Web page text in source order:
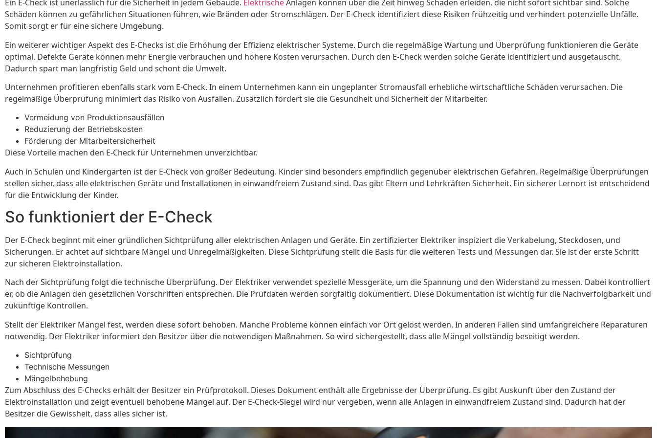
Ein E-Check ist unerlässlich für die Sicherheit in jedem Gebäude. ElektrischeAnlagen können über die Zeit hinweg Schäden erleiden, die nicht sofort sichtbar sind. Solche
Schäden können zu gefährlichen Situationen führen, wie Bränden oder Stromschlägen. Der E-Check identifiziert diese Risiken frühzeitig und verhindert potenzielle Unfälle.
Somit sorgt er für eine sichere Umgebung.
Ein weiterer wichtiger Aspekt des E-Checks ist die Erhöhung der Effizienz elektrischer Systeme. Durch die regelmäßige Wartung und Überprüfung funktionieren die Geräte
optimal. Defekte Geräte können mehr Energie verbrauchen und höhere Kosten verursachen. Durch den E-Check werden solche Geräte identifiziert und ausgetauscht.
Dadurch spart man langfristig Geld und schont die Umwelt.
Unternehmen profitieren ebenfalls stark vom E-Check. In einem Unternehmen kann ein ungeplanter Stromausfall erhebliche wirtschaftliche Schäden verursachen. Die
regelmäßige Überprüfung minimiert das Risiko von Ausfällen. Zusätzlich fördert sie die Gesundheit und Sicherheit der Mitarbeiter.
Vermeidung von Produktionsausfällen
Reduzierung der Betriebskosten
Förderung der Mitarbeitersicherheit
Diese Vorteile machen den E-Check für Unternehmen unverzichtbar.
Auch in Schulen und Kindergärten ist der E-Check von großer Bedeutung. Kinder sind besonders empfindlich gegenüber elektrischen Gefahren. Regelmäßige Überprüfungen
stellen sicher, dass alle elektrischen Geräte und Installationen in einwandfreiem Zustand sind. Das gibt Eltern und Lehrkräften Sicherheit. Ein sicherer Lernort ist entscheidend
für die Entwicklung der Kinder.
So funktioniert der E-Check
Der E-Check beginnt mit einer gründlichen Sichtprüfung aller elektrischen Anlagen und Geräte. Ein zertifizierter Elektriker inspiziert die Verkabelung, Steckdosen, und
Sicherungen. Er achtet auf sichtbare Mängel und Unregelmäßigkeiten. Diese Sichtprüfung stellt die Basis für die weiteren Tests und Messungen dar. Sie ist der erste Schritt
zur sicheren Elektroinstallation.
Nach der Sichtprüfung folgt die technische Überprüfung. Der Elektriker verwendet spezielle Messgeräte, um die Spannung und den Widerstand zu messen. Dabei kontrolliert
er, ob die Anlagen den gesetzlichen Vorschriften entsprechen. Die Prüfdaten werden sorgfältig dokumentiert. Diese Dokumentation ist wichtig für die Nachverfolgbarkeit und
zukünftige Kontrollen.
Stellt der Elektriker Mängel fest, werden diese sofort behoben. Manche Probleme können einfach vor Ort gelöst werden. In anderen Fällen sind umfangreichere Reparaturen
notwendig. Der Elektriker informiert den Besitzer über die notwendigen Maßnahmen. So wird sichergestellt, dass alle Mängel vollständig beseitigt werden.
Sichtprüfung
Technische Messungen
Mängelbehebung
Zum Abschluss des E-Checks erhält der Besitzer ein Prüfprotokoll. Dieses Dokument enthält alle Ergebnisse der Überprüfung. Es gibt Auskunft über den Zustand der
Elektroinstallation und zeigt eventuell behobene Mängel auf. Der E-Check-Siegel wird nur vergeben, wenn alle Anlagen in einwandfreiem Zustand sind. Dadurch hat der
Besitzer die Gewissheit, dass alles sicher ist.